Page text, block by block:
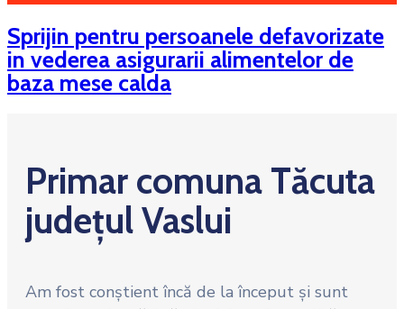
Sprijin pentru persoanele defavorizate
in vederea asigurarii alimentelor de
baza mese calda
Primar comuna Tăcuta
județul Vaslui
Am fost conștient încă de la început și sunt